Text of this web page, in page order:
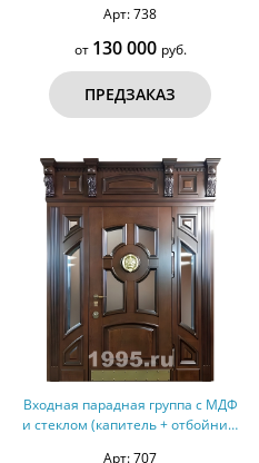
Арт: 738
от 130 000 руб.
ПРЕДЗАКАЗ
Входная парадная группа с МДФ
и стеклом (капитель + отбойник)
Арт: 707